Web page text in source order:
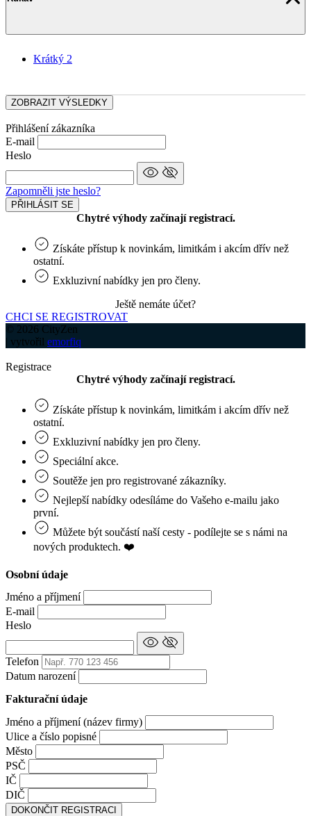
Krátký 2
ZOBRAZIT VÝSLEDKY
Přihlášení zákazníka
E-mail
Heslo
Zapomněli jste heslo?
PŘIHLÁSIT SE
Chytré výhody začínají registrací.
Získáte přístup k novinkám, limitkám i akcím dřív než
ostatní.
Exkluzivní nabídky jen pro členy.
Ještě nemáte účet?
CHCI SE REGISTROVAT
© 2026 CityZen
| vytvořil emorfiq
Registrace
Chytré výhody začínají registrací.
Získáte přístup k novinkám, limitkám i akcím dřív než
ostatní.
Exkluzivní nabídky jen pro členy.
Speciální akce.
Soutěže jen pro registrované zákazníky.
Nejlepší nabídky odesíláme do Vašeho e‑mailu jako
první.
Můžete být součástí naší cesty - podílejte se s námi na
nových produktech. ❤️
Osobní údaje
Jméno a příjmení
E-mail
Heslo
Telefon
Datum narození
Fakturační údaje
Jméno a příjmení (název firmy)
Ulice a číslo popisné
Město
PSČ
IČ
DIČ
DOKONČIT REGISTRACI